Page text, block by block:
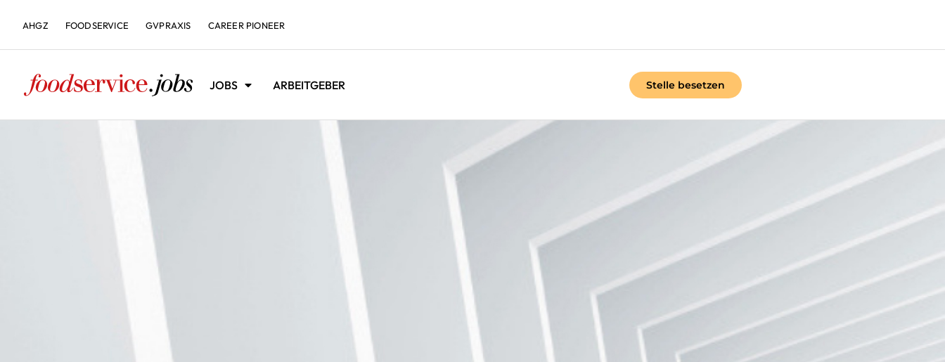
AHGZ FOODSERVICE GVPRAXIS CAREER PIONEER
JOBS ARBEITGEBER Stelle besetzen